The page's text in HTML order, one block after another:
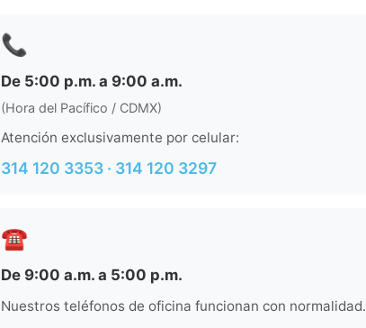
📞
De 5:00 p.m. a 9:00 a.m.
(Hora del Pacífico / CDMX)
Atención exclusivamente por celular:
314 120 3353 · 314 120 3297
☎️
De 9:00 a.m. a 5:00 p.m.
Nuestros teléfonos de oficina funcionan con normalidad.